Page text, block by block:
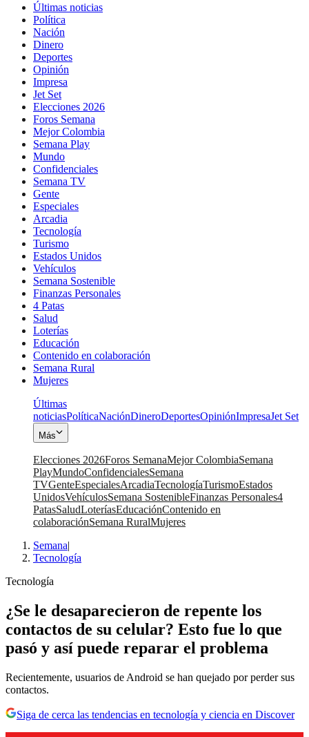
Últimas noticias
Política
Nación
Dinero
Deportes
Opinión
Impresa
Jet Set
Elecciones 2026
Foros Semana
Mejor Colombia
Semana Play
Mundo
Confidenciales
Semana TV
Gente
Especiales
Arcadia
Tecnología
Turismo
Estados Unidos
Vehículos
Semana Sostenible
Finanzas Personales
4 Patas
Salud
Loterías
Educación
Contenido en colaboración
Semana Rural
Mujeres
Últimas
noticiasPolíticaNaciónDineroDeportesOpiniónImpresaJet Set
Más
Elecciones 2026Foros SemanaMejor ColombiaSemana
PlayMundoConfidencialesSemana
TVGenteEspecialesArcadiaTecnologíaTurismoEstados
UnidosVehículosSemana SostenibleFinanzas Personales4
PatasSaludLoteríasEducaciónContenido en
colaboraciónSemana RuralMujeres
Semana|
Tecnología
Tecnología
¿Se le desaparecieron de repente los
contactos de su celular? Esto fue lo que
pasó y así puede reparar el problema
Recientemente, usuarios de Android se han quejado por perder sus
contactos.
Siga de cerca las tendencias en tecnología y ciencia en Discover